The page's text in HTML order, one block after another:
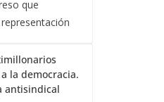
que
la democracia.
antisindical